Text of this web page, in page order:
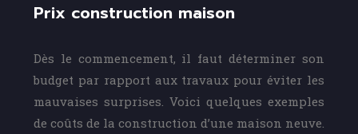
Prix construction maison
Dès le commencement, il faut déterminer son
budget par rapport aux travaux pour éviter les
mauvaises surprises. Voici quelques exemples
de coûts de la construction d’une maison neuve.